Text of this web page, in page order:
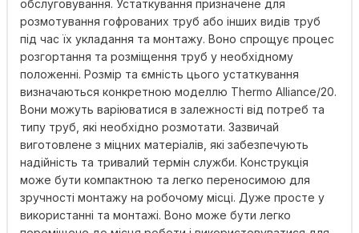
обслуговування. Устаткування призначене для
розмотування гофрованих труб або інших видів труб
під час їх укладання та монтажу. Воно спрощує процес
розгортання та розміщення труб у необхідному
положенні. Розмір та ємність цього устаткування
визначаються конкретною моделлю Thermo Alliance/20.
Вони можуть варіюватися в залежності від потреб та
типу труб, які необхідно розмотати. Зазвичай
виготовлене з міцних матеріалів, які забезпечують
надійність та тривалий термін служби. Конструкція
може бути компактною та легко переносимою для
зручності монтажу на робочому місці. Дуже просте у
використанні та монтажі. Воно може бути легко